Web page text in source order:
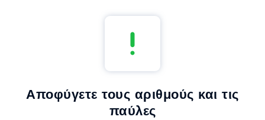
Αποφύγετε τους αριθμούς και τις
παύλες